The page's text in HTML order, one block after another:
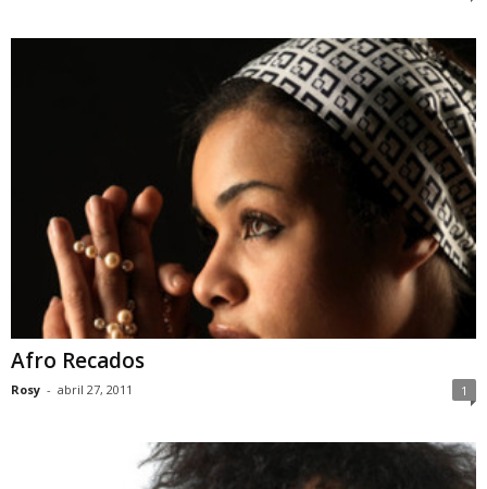
Afro Recados
Rosy - abril 27, 2011 1